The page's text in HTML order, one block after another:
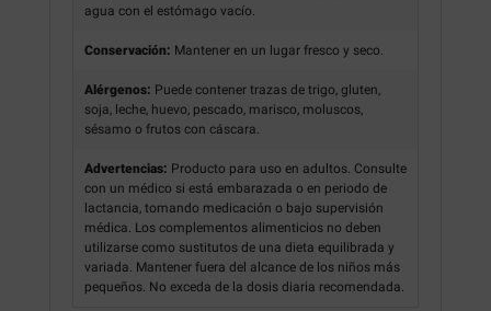
agua con el estómago vacío.
Conservación: Mantener en un lugar fresco y seco.
Alérgenos: Puede contener trazas de trigo, gluten,
soja, leche, huevo, pescado, marisco, moluscos,
sésamo o frutos con cáscara.
Advertencias: Producto para uso en adultos. Consulte
con un médico si está embarazada o en periodo de
lactancia, tomando medicación o bajo supervisión
médica. Los complementos alimenticios no deben
utilizarse como sustitutos de una dieta equilibrada y
variada. Mantener fuera del alcance de los niños más
pequeños. No exceda de la dosis diaria recomendada.